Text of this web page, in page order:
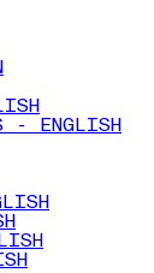
- ENGLISH